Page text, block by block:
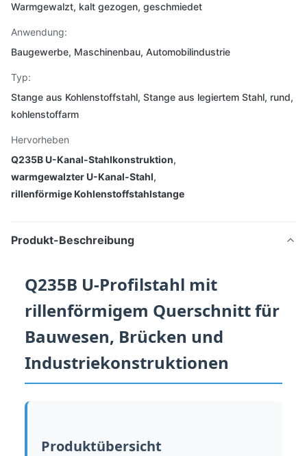
Warmgewalzt, kalt gezogen, geschmiedet
Anwendung:
Baugewerbe, Maschinenbau, Automobilindustrie
Typ:
Stange aus Kohlenstoffstahl, Stange aus legiertem Stahl, rund,
kohlenstoffarm
Hervorheben
Q235B U-Kanal-Stahlkonstruktion,
warmgewalzter U-Kanal-Stahl,
rillenförmige Kohlenstoffstahlstange
Produkt-Beschreibung
Q235B U-Profilstahl mit
rillenförmigem Querschnitt für
Bauwesen, Brücken und
Industriekonstruktionen
Produktübersicht